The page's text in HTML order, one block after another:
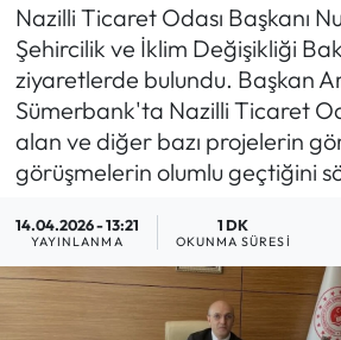
Nazilli Ticaret Odası Başkanı
Şehircilik ve İklim Değişikliği
ziyaretlerde bulundu. Başkan
Sümerbank'ta Nazilli Ticaret
alan ve diğer bazı projelerin
görüşmelerin olumlu geçtiğini
14.04.2026 - 13:21
YAYINLANMA
1 DK
OKUNMA SÜRESI
GÜNCEL
GÜNDEM
MAGAZİN
Son Dakika Haberleri
Haber Arşivi